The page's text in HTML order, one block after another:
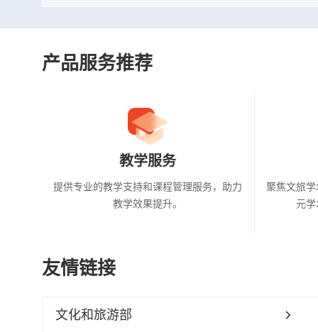
产品服务推荐
教学服务
提供专业的教学支持和课程管理服务，助力
教学效果提升。
聚焦文旅
元学
友情链接
文化和旅游部